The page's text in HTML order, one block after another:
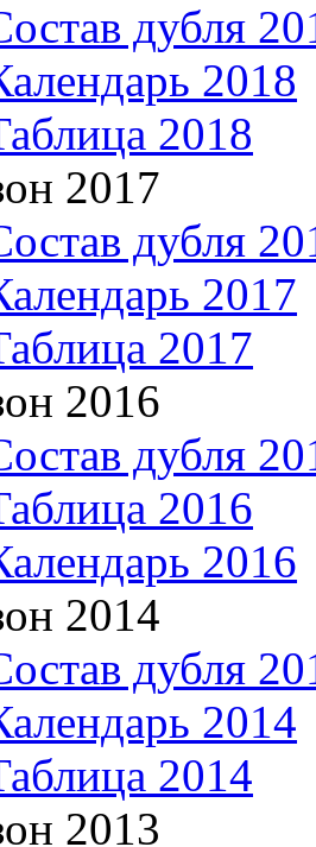
дубля
2018
2018
2017
дубля
2017
2017
2016
дубля
2016
2016
2014
дубля
2014
2014
2013